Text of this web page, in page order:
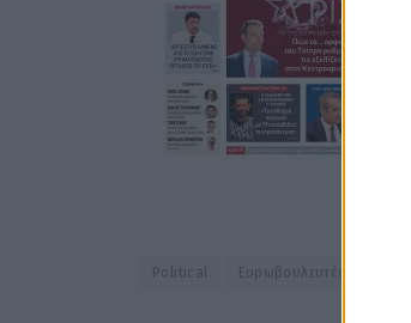
Political Ευρωβουλευτές